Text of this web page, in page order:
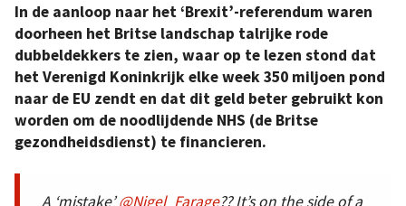
In de aanloop naar het ‘Brexit’-referendum waren
doorheen het Britse landschap talrijke rode
dubbeldekkers te zien, waar op te lezen stond dat
het Verenigd Koninkrijk elke week 350 miljoen pond
naar de EU zendt en dat dit geld beter gebruikt kon
worden om de noodlijdende NHS (de Britse
gezondheidsdienst) te financieren.
A ‘mistake’@Nigel_Farage?? It’s on the side of a